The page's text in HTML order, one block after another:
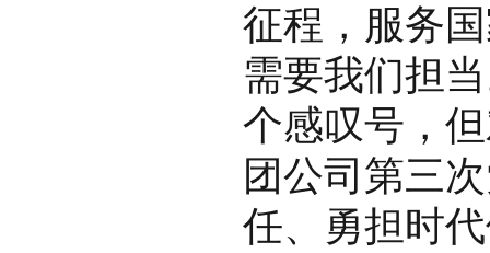
征程，服务
需要我们担
个感叹号，
团公司第三
任、勇担时